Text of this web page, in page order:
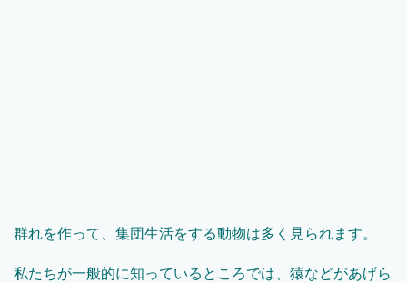
群れを作って、集団生活をする動物は多く見られます。
私たちが一般的に知っているところでは、猿などがあげら